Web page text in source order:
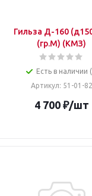
Гильза Д-160
(гр.М) (КМЗ)
Есть в наличии
Артикул: 51-01-82
4 700₽/шт